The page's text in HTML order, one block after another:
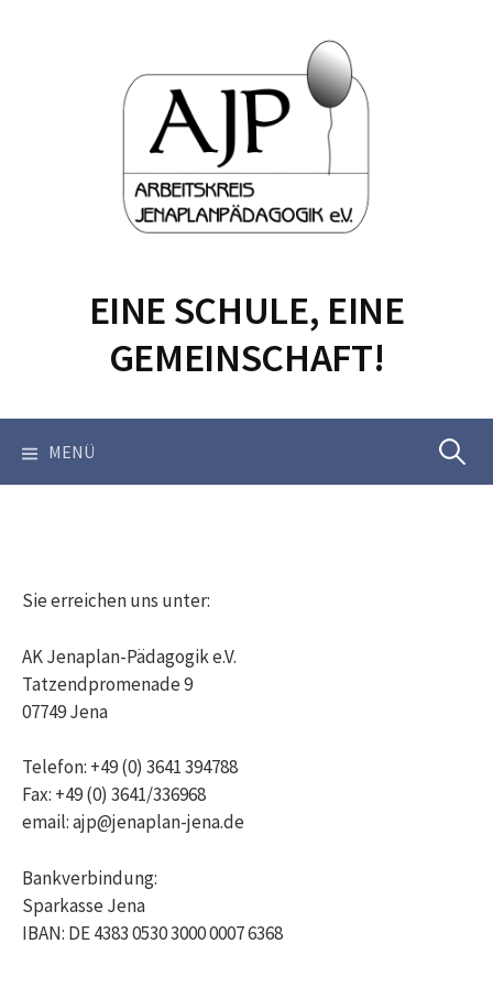
EINE SCHULE, EINE
GEMEINSCHAFT!
MENÜ Suchen
Sie erreichen uns unter:
AK Jenaplan-Pädagogik e.V.
Tatzendpromenade 9
07749 Jena
Telefon: +49 (0) 3641 394788
Fax: +49 (0) 3641/336968
email: ajp@jenaplan-jena.de
Bankverbindung:
Sparkasse Jena
IBAN: DE 4383 0530 3000 0007 6368